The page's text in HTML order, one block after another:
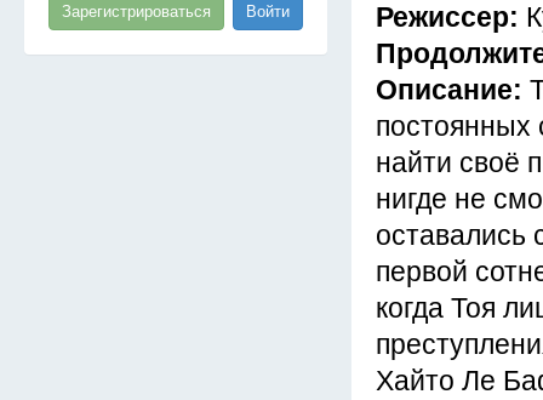
Зарегистрироваться Войти
Режиссер:
Описание:
найти своё
нигде не
оставались
первой
когда Тоя
Хайто Ле